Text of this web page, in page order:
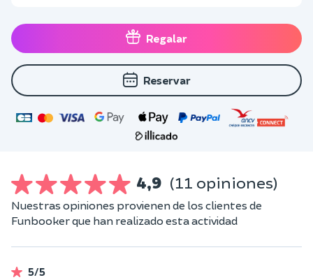
Regalar
Reservar
4,9 (11 opiniones)
Nuestras opiniones provienen de los clientes de
Funbooker que han realizado esta actividad
5/5